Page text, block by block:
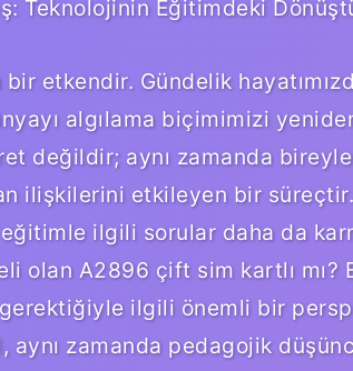
Teknolojinin Eğitimdeki
etkendir. Gündelik
algılama biçimimizi
değildir; aynı zamanda
ilişkilerini etkileyen bir
ilgili sorular daha da
olan A2896 çift sim kartlı mı?
ilgili önemli bir
aynı zamanda pedagojik